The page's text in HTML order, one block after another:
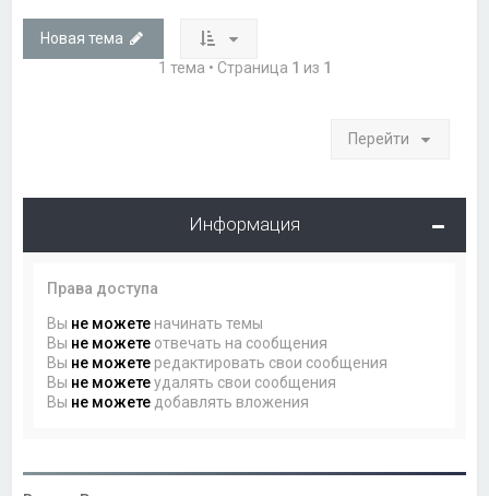
Новая тема
1 тема • Страница 1 из 1
Перейти
Информация
Права доступа
Вы не можете начинать темы
Вы не можете отвечать на сообщения
Вы не можете редактировать свои сообщения
Вы не можетеудалять свои сообщения
Вы не можете добавлять вложения